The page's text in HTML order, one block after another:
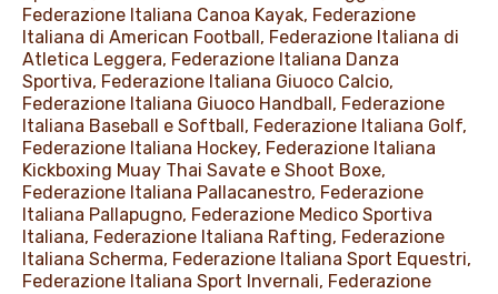
Federazione Italiana Canoa Kayak, Federazione
Italiana di American Football, Federazione Italiana di
Atletica Leggera, Federazione Italiana Danza
Sportiva, Federazione Italiana Giuoco Calcio,
Federazione Italiana Giuoco Handball, Federazione
Italiana Baseball e Softball, Federazione Italiana Golf,
Federazione Italiana Hockey, Federazione Italiana
Kickboxing Muay Thai Savate e Shoot Boxe,
Federazione Italiana Pallacanestro, Federazione
Italiana Pallapugno, Federazione Medico Sportiva
Italiana, Federazione Italiana Rafting, Federazione
Italiana Scherma, Federazione Italiana Sport Equestri,
Federazione Italiana Sport Invernali, Federazione